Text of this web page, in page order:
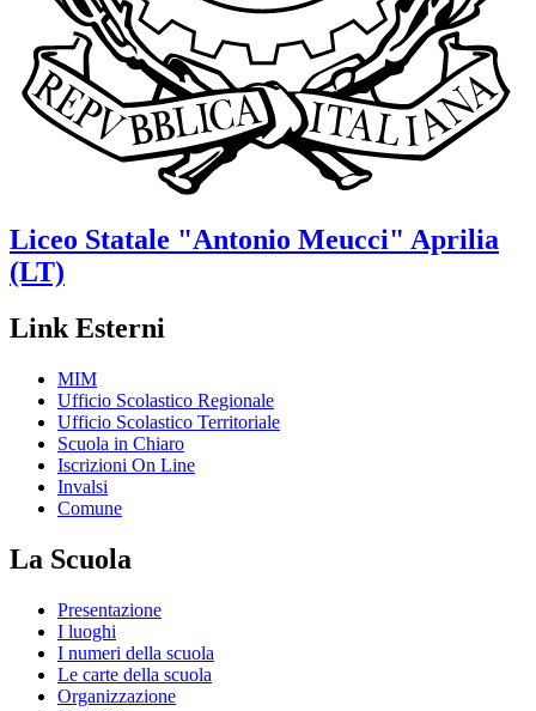
Liceo Statale "Antonio Meucci" Aprilia
(LT)
Link Esterni
MIM
Ufficio Scolastico Regionale
Ufficio Scolastico Territoriale
Scuola in Chiaro
Iscrizioni On Line
Invalsi
Comune
La Scuola
Presentazione
I luoghi
I numeri della scuola
Le carte della scuola
Organizzazione